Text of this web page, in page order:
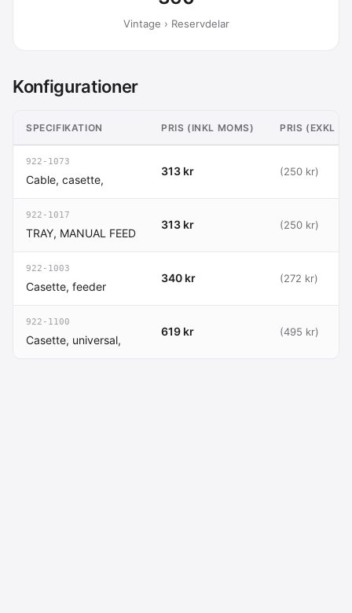
Vintage › Reservdelar
Konfigurationer
SPECIFIKATION PRIS (INKL MOMS) PRIS (EXKL
922-1073
Cable, casette,
313 kr (250 kr)
922-1017
TRAY, MANUAL FEED
313 kr (250 kr)
922-1003
Casette, feeder
340 kr (272 kr)
922-1100
Casette, universal,
619 kr (495 kr)